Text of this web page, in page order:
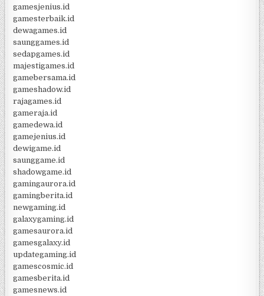
gamesjenius.id
gamesterbaik.id
dewagames.id
saunggames.id
sedapgames.id
majestigames.id
gamebersama.id
gameshadow.id
rajagames.id
gameraja.id
gamedewa.id
gamejenius.id
dewigame.id
saunggame.id
shadowgame.id
gamingaurora.id
gamingberita.id
newgaming.id
galaxygaming.id
gamesaurora.id
gamesgalaxy.id
updategaming.id
gamescosmic.id
gamesberita.id
gamesnews.id